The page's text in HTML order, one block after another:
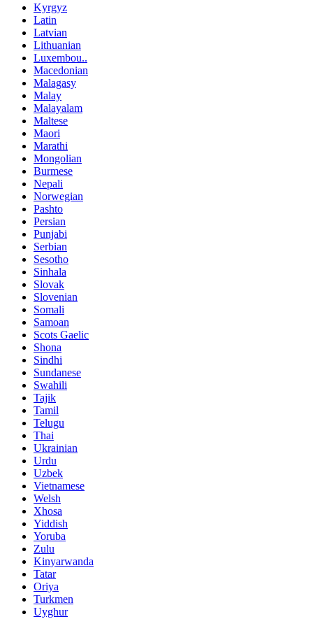
Kyrgyz
Latin
Latvian
Lithuanian
Luxembou..
Macedonian
Malagasy
Malay
Malayalam
Maltese
Maori
Marathi
Mongolian
Burmese
Nepali
Norwegian
Pashto
Persian
Punjabi
Serbian
Sesotho
Sinhala
Slovak
Slovenian
Somali
Samoan
Scots Gaelic
Shona
Sindhi
Sundanese
Swahili
Tajik
Tamil
Telugu
Thai
Ukrainian
Urdu
Uzbek
Vietnamese
Welsh
Xhosa
Yiddish
Yoruba
Zulu
Kinyarwanda
Tatar
Oriya
Turkmen
Uyghur